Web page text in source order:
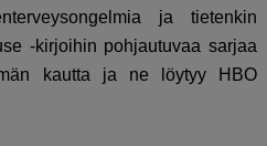
ja tietenkin
-kirjoihin pohjautuvaa sarjaa
kautta ja ne löytyy HBO